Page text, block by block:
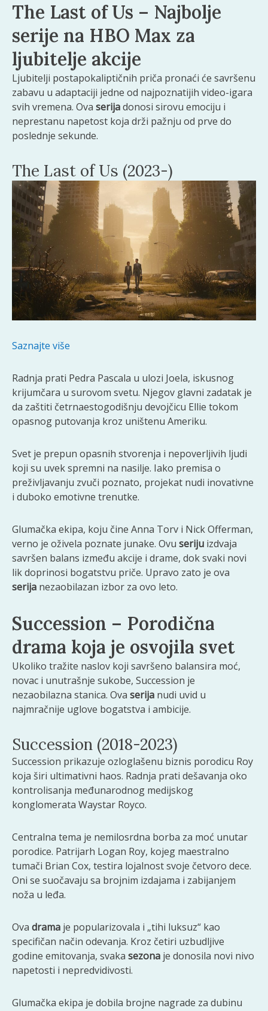
The Last of Us – Najbolje
serije na HBO Max za
ljubitelje akcije
Ljubitelji postapokaliptičnih priča pronaći će savršenu
zabavu u adaptaciji jedne od najpoznatijih video-igara
svih vremena. Ova serijadonosi sirovu emociju i
neprestanu napetost koja drži pažnju od prve do
poslednje sekunde.
The Last of Us (2023-)
Saznajte više
Radnja prati Pedra Pascala u ulozi Joela, iskusnog
krijumčara u surovom svetu. Njegov glavni zadatak je
da zaštiti četrnaestogodišnju devojčicu Ellie tokom
opasnog putovanja kroz uništenu Ameriku.
Svet je prepun opasnih stvorenja i nepoverljivih ljudi
koji su uvek spremni na nasilje. Iako premisa o
preživljavanju zvuči poznato, projekat nudi inovativne
i duboko emotivne trenutke.
Glumačka ekipa, koju čine Anna Torv i Nick Offerman,
verno je oživela poznate junake. Ovu seriju izdvaja
savršen balans između akcije i drame, dok svaki novi
lik doprinosi bogatstvu priče. Upravo zato je ova
serija nezaobilazan izbor za ovo leto.
Succession – Porodična
drama koja je osvojila svet
Ukoliko tražite naslov koji savršeno balansira moć,
novac i unutrašnje sukobe, Succession je
nezaobilazna stanica. Ova serija nudi uvid u
najmračnije uglove bogatstva i ambicije.
Succession (2018-2023)
Succession prikazuje ozloglašenu biznis porodicu Roy
koja širi ultimativni haos. Radnja prati dešavanja oko
kontrolisanja međunarodnog medijskog
konglomerata Waystar Royco.
Centralna tema je nemilosrdna borba za moć unutar
porodice. Patrijarh Logan Roy, kojeg maestralno
tumači Brian Cox, testira lojalnost svoje četvoro dece.
Oni se suočavaju sa brojnim izdajama i zabijanjem
noža u leđa.
Ova drama je popularizovala i „tihi luksuz“ kao
specifičan način odevanja. Kroz četiri uzbudljive
godine emitovanja, svaka sezona je donosila novi nivo
napetosti i nepredvidivosti.
Glumačka ekipa je dobila brojne nagrade za dubinu